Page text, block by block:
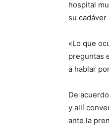
hospital
su
«Lo que
preguntas
a hablar
De
y allí
ante la